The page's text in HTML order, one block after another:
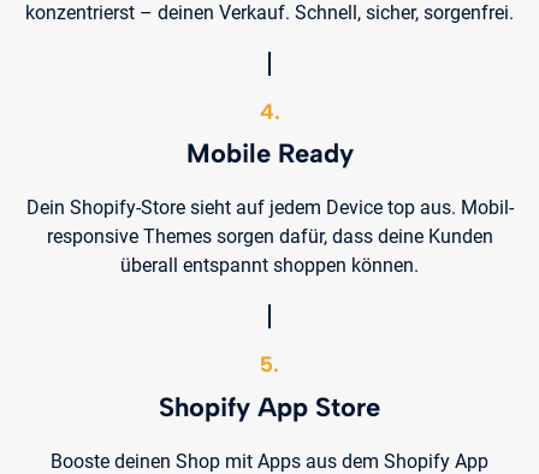
konzentrierst – deinen Verkauf. Schnell, sicher, sorgenfrei.
4.
Mobile Ready
Dein Shopify-Store sieht auf jedem Device top aus. Mobil-
responsive Themes sorgen dafür, dass deine Kunden
überall entspannt shoppen können.
5.
Shopify App Store
Booste deinen Shop mit Apps aus dem Shopify App